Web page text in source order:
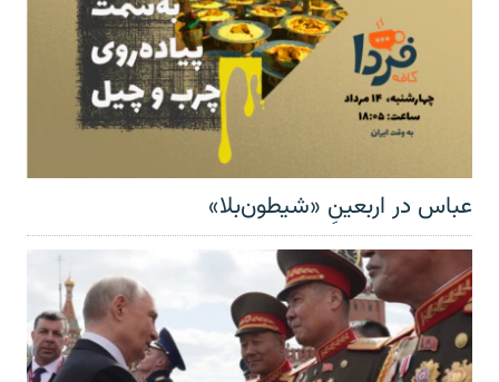
عباس در اربعینِ «شیطون‌بلا»